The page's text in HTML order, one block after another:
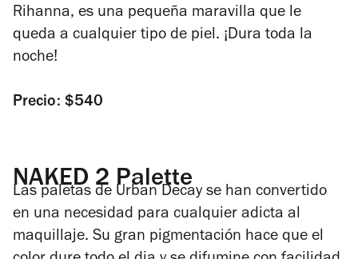
Rihanna, es una pequeña maravilla que le
queda a cualquier tipo de piel. ¡Dura toda la
noche!
Precio: $540
NAKED 2 Palette
Las paletas de Urban Decay se han convertido
en una necesidad para cualquier adicta al
maquillaje. Su gran pigmentación hace que el